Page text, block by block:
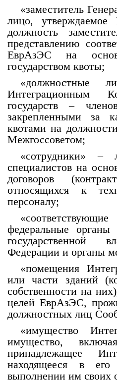
«заместитель
лицо,
должность
представлению
ЕврАзЭС на
государством квоты;
«должностные
Интеграционным
государств –
закрепленными за
квотами на
Межгоссоветом;
«сотрудники» –
специалистов на
договоров
относящихся к
персоналу;
федеральные органы
государственной
Федерации и органы
«помещения
или части зданий
собственности на
целей ЕврАзЭС,
должностных лиц
«имущество
имущество,
принадлежащее
находящееся в
выполнении им своих